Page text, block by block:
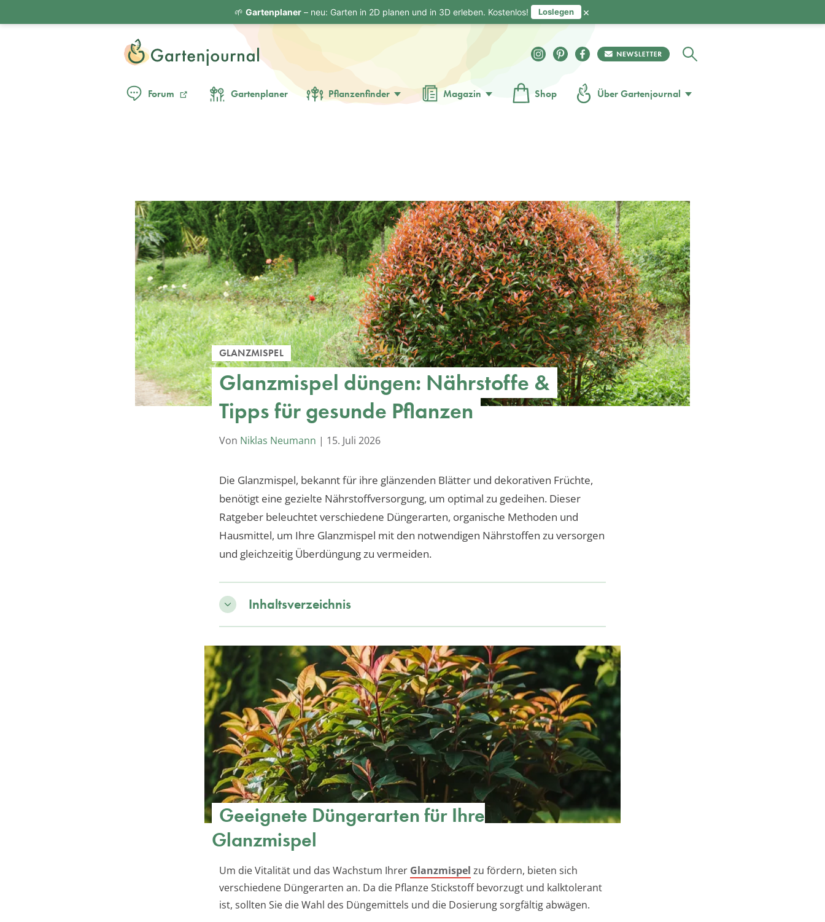
Forum Gartenplaner Pflanzenfinder Magazin Shop Über Gartenjournal
GLANZMISPEL
Glanzmispel düngen: Nährstoffe &
Tipps für gesunde Pflanzen
Von Niklas Neumann | 15. Juli 2026
Die Glanzmispel, bekannt für ihre glänzenden Blätter und dekorativen Früchte,
benötigt eine gezielte Nährstoffversorgung, um optimal zu gedeihen. Dieser
Ratgeber beleuchtet verschiedene Düngerarten, organische Methoden und
Hausmittel, um Ihre Glanzmispel mit den notwendigen Nährstoffen zu versorgen
und gleichzeitig Überdüngung zu vermeiden.
Inhaltsverzeichnis
Geeignete Düngerarten für Ihre
Glanzmispel
Um die Vitalität und das Wachstum Ihrer Glanzmispel zu fördern, bieten sich
verschiedene Düngerarten an. Da die Pflanze Stickstoff bevorzugt und kalktolerant
ist, sollten Sie die Wahl des Düngemittels und die Dosierung sorgfältig abwägen.
🌱 Gartenplaner– neu: Garten in 2D planen und in 3D erleben. Kostenlos! Loslegen ×